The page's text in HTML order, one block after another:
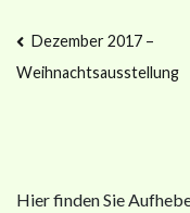
Dezember 2017 –
Weihnachtsausstellung
Hier finden Sie